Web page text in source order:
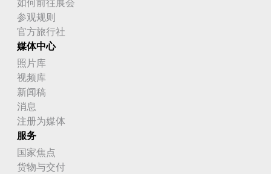
如何前往展会
参观规则
官方旅行社
媒体中心
照片库
视频库
新闻稿
消息
注册为媒体
服务
国家焦点
货物与交付